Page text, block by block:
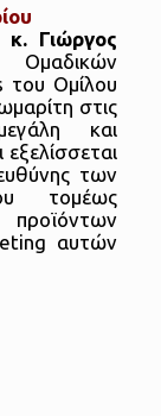
κ. Γιώργος
Ομαδικών
Ομίλου
στις
και
των
τομέως
αυτών